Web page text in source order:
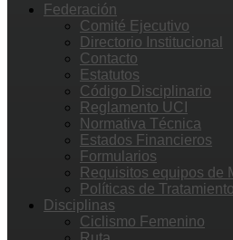
Federación
Comité Ejecutivo
Directorio Institucional
Contacto
Estatutos
Código Disciplinario
Reglamento UCI
Normativa Técnica
Estados Financieros
Formularios
Requisitos equipos de
Políticas de
Disciplinas
Ciclismo Femenino